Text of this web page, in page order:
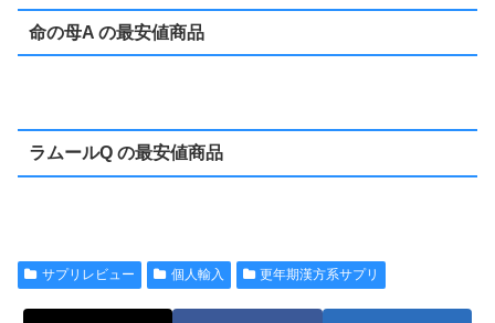
命の母A の最安値商品
ラムールQ の最安値商品
サプリレビュー 個人輸入 更年期漢方系サプリ